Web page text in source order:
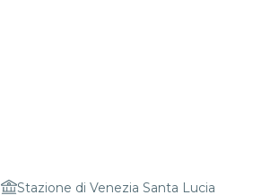
Stazione di Venezia Santa Lucia